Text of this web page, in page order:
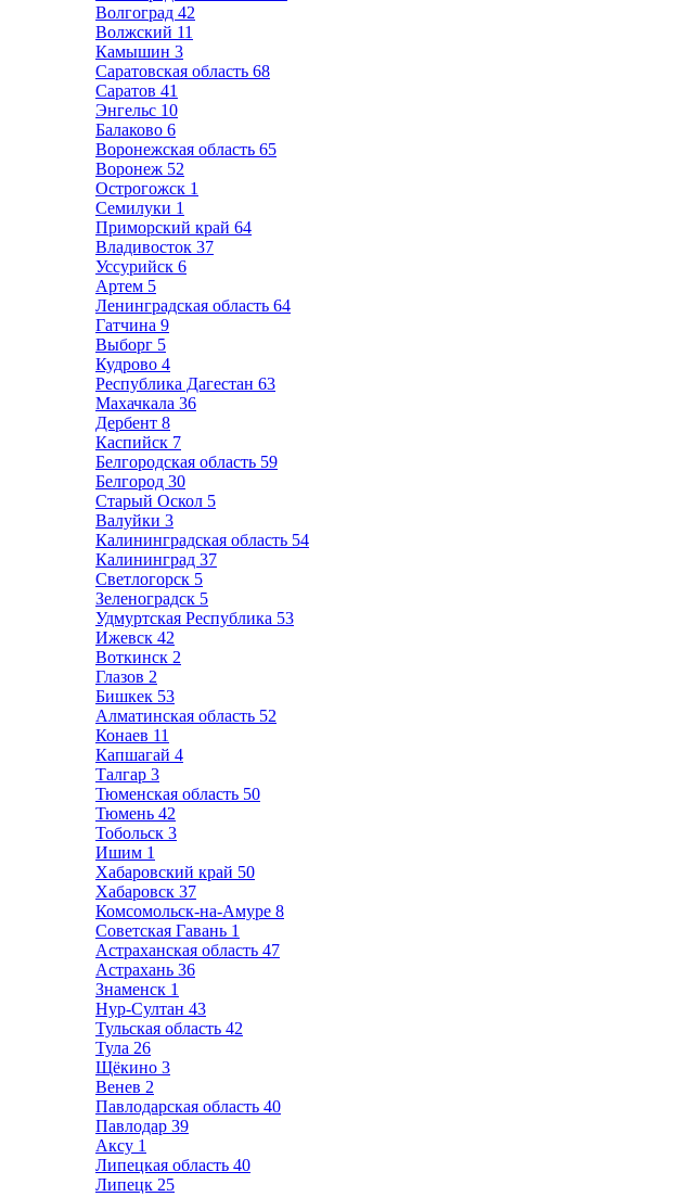
Волгоград 42
Волжский 11
Камышин 3
Саратовская область 68
Саратов 41
Энгельс 10
Балаково 6
Воронежская область 65
Воронеж 52
Острогожск 1
Семилуки 1
Приморский край 64
Владивосток 37
Уссурийск 6
Артем 5
Ленинградская область 64
Гатчина 9
Выборг 5
Кудрово 4
Республика Дагестан 63
Махачкала 36
Дербент 8
Каспийск 7
Белгородская область 59
Белгород 30
Старый Оскол 5
Валуйки 3
Калининградская область 54
Калининград 37
Светлогорск 5
Зеленоградск 5
Удмуртская Республика 53
Ижевск 42
Воткинск 2
Глазов 2
Бишкек 53
Алматинская область 52
Конаев 11
Капшагай 4
Талгар 3
Тюменская область 50
Тюмень 42
Тобольск 3
Ишим 1
Хабаровский край 50
Хабаровск 37
Комсомольск-на-Амуре 8
Советская Гавань 1
Астраханская область 47
Астрахань 36
Знаменск 1
Нур-Султан 43
Тульская область 42
Тула 26
Щёкино 3
Венев 2
Павлодарская область 40
Павлодар 39
Аксу 1
Липецкая область 40
Липецк 25